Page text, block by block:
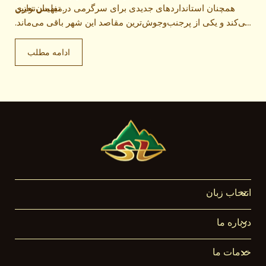
میهمان‌نوازی.
همچنان استانداردهای جدیدی برای سرگرمی در تفلیس تعیین
می‌کند و یکی از پرجنب‌وجوش‌ترین مقاصد این شهر باقی می‌ماند.
مهمانان با خاطراتی فراموش‌نشدنی مراسم را ترک کردند و بار
دیگر تأیید کردند که شانگری لا حقیقتاً «بزرگ‌ترین بازی در شهر»
است.
ادامه مطلب
انتخاب زبان
درباره ما
خدمات ما